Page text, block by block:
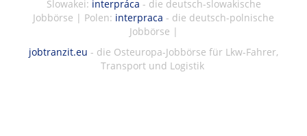
Slowakei: interpráca - die deutsch-slowakische
Jobbörse | Polen: interpraca - die deutsch-polnische
Jobbörse |
jobtranzit.eu - die Osteuropa-Jobbörse für Lkw-Fahrer,
Transport und Logistik